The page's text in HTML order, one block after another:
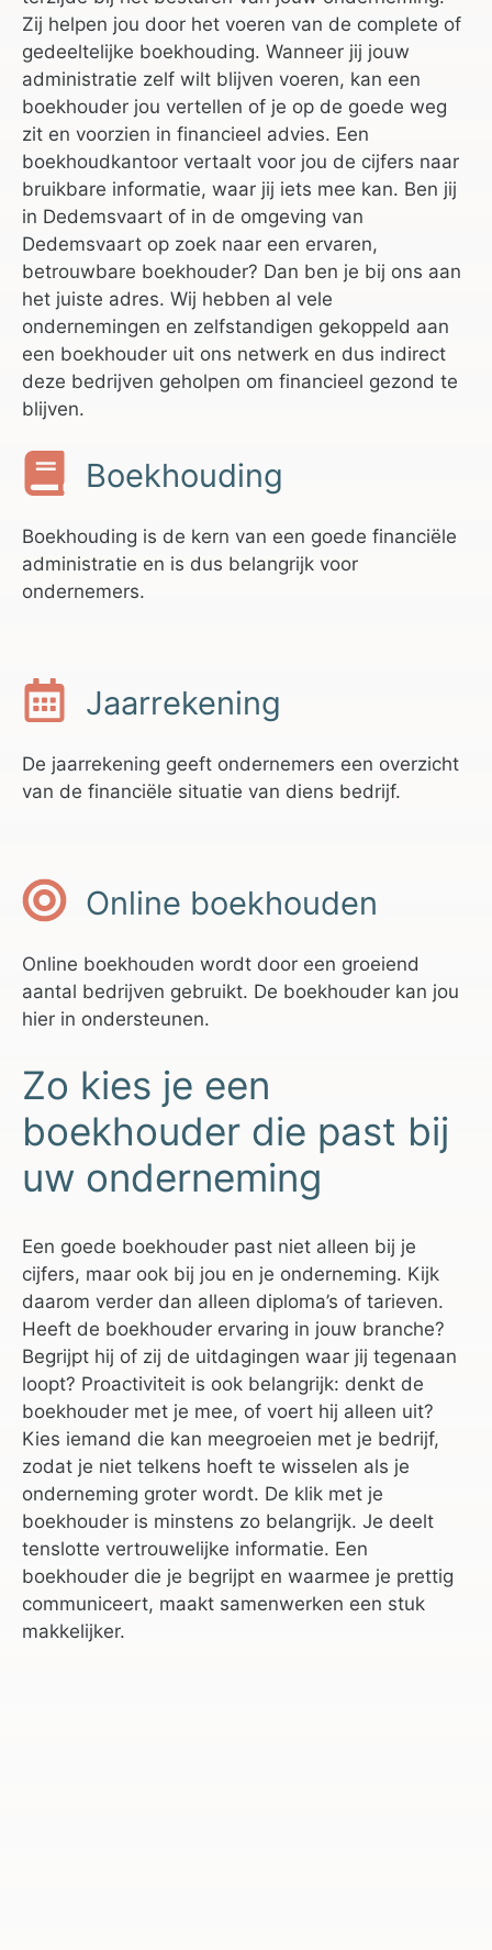
Zij helpen jou door het voeren van de complete of
gedeeltelijke boekhouding. Wanneer jij jouw
administratie zelf wilt blijven voeren, kan een
boekhouder jou vertellen of je op de goede weg
zit en voorzien in financieel advies. Een
boekhoudkantoor vertaalt voor jou de cijfers naar
bruikbare informatie, waar jij iets mee kan. Ben jij
in Dedemsvaart of in de omgeving van
Dedemsvaart op zoek naar een ervaren,
betrouwbare boekhouder? Dan ben je bij ons aan
het juiste adres. Wij hebben al vele
ondernemingen en zelfstandigen gekoppeld aan
een boekhouder uit ons netwerk en dus indirect
deze bedrijven geholpen om financieel gezond te
blijven.
Boekhouding
Boekhouding is de kern van een goede financiële
administratie en is dus belangrijk voor
ondernemers.
Jaarrekening
De jaarrekening geeft ondernemers een overzicht
van de financiële situatie van diens bedrijf.
Online boekhouden
Online boekhouden wordt door een groeiend
aantal bedrijven gebruikt. De boekhouder kan jou
hier in ondersteunen.
Zo kies je een
boekhouder die past bij
uw onderneming
Een goede boekhouder past niet alleen bij je
cijfers, maar ook bij jou en je onderneming. Kijk
daarom verder dan alleen diploma’s of tarieven.
Heeft de boekhouder ervaring in jouw branche?
Begrijpt hij of zij de uitdagingen waar jij tegenaan
loopt? Proactiviteit is ook belangrijk: denkt de
boekhouder met je mee, of voert hij alleen uit?
Kies iemand die kan meegroeien met je bedrijf,
zodat je niet telkens hoeft te wisselen als je
onderneming groter wordt. De klik met je
boekhouder is minstens zo belangrijk. Je deelt
tenslotte vertrouwelijke informatie. Een
boekhouder die je begrijpt en waarmee je prettig
communiceert, maakt samenwerken een stuk
makkelijker.